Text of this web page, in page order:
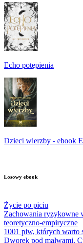
Echo potępienia
Dzieci wierzby - ebook
Losowy ebook
Życie po piciu
Zachowania ryzykowne
teoretyczno-empiryczne
1001 piw, których warto
Dworek pod malwami.